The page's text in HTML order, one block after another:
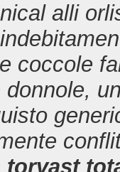
alli
coccole